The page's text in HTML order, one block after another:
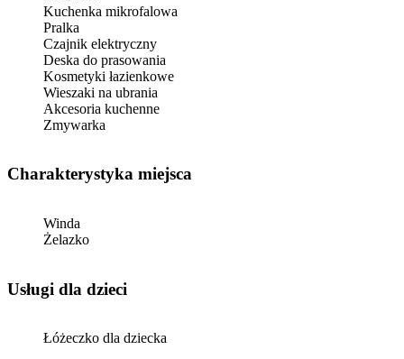
Kuchenka mikrofalowa
Pralka
Czajnik elektryczny
Deska do prasowania
Kosmetyki łazienkowe
Wieszaki na ubrania
Akcesoria kuchenne
Zmywarka
Charakterystyka miejsca
Winda
Żelazko
usługi dla dzieci
Łóżeczko dla dziecka